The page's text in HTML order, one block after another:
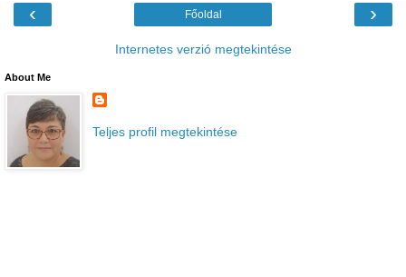
‹ ›
Főoldal
Internetes verzió megtekintése
About Me
Teljes profil megtekintése